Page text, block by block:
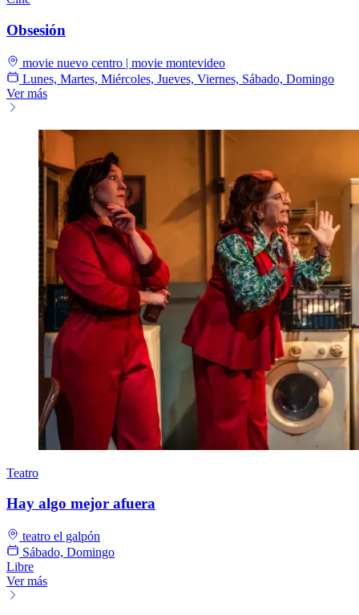
Obsesión
movie nuevo centro | movie montevideo
Lunes, Martes, Miércoles, Jueves, Viernes, Sábado, Domingo
Ver más
Teatro
Hay algo mejor afuera
teatro el galpón
Sábado, Domingo
Libre
Ver más